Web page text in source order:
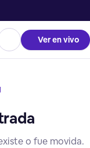
Ver en vivo
o fue movida.